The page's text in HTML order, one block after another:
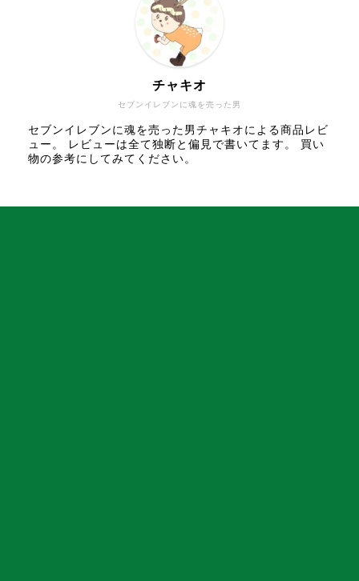
セブンイレブンに魂を売った男
チャキオ
セブンイレブンに魂を売った男チャキオによる商品レビ
ュー。 レビューは全て独断と偏見で書いてます。 買い
物の参考にしてみてください。